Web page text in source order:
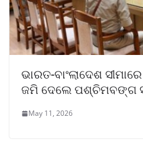
ଭାରତ-ବାଂଲାଦେଶ
ଜମି ଦେଲେ ପଶ୍ଚିମବଙ୍ଗ
May 11, 2026